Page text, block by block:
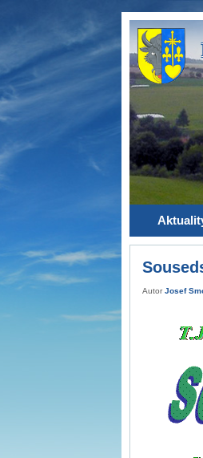
Autor Josef